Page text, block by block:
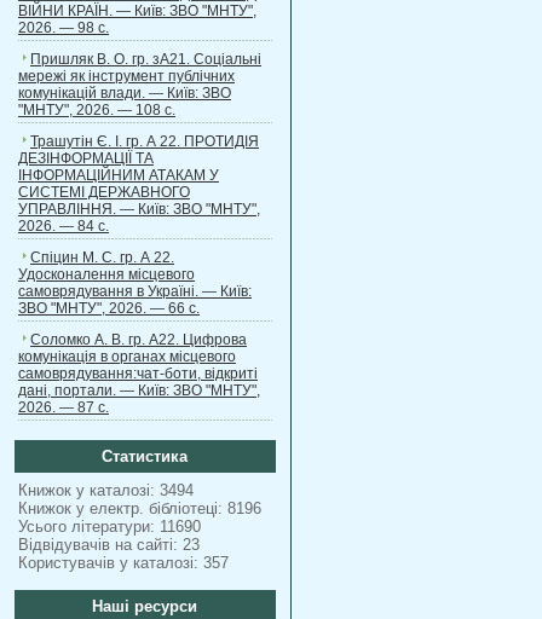
ВІЙНИ КРАЇН. — Київ: ЗВО "МНТУ",
2026. — 98 с.
Пришляк В. О. гр. зА21. Соціальні
мережі як інструмент публічних
комунікацій влади. — Київ: ЗВО
"МНТУ", 2026. — 108 с.
Трашутін Є. І. гр. А 22. ПРОТИДІЯ
ДЕЗІНФОРМАЦІЇ ТА
ІНФОРМАЦІЙНИМ АТАКАМ У
СИСТЕМІ ДЕРЖАВНОГО
УПРАВЛІННЯ. — Київ: ЗВО "МНТУ",
2026. — 84 с.
Спіцин М. С. гр. А 22.
Удосконалення місцевого
самоврядування в Україні. — Київ:
ЗВО "МНТУ", 2026. — 66 с.
Соломко А. В. гр. А22. Цифрова
комунікація в органах місцевого
самоврядування:чат-боти, відкриті
дані, портали. — Київ: ЗВО "МНТУ",
2026. — 87 с.
Статистика
Книжок у каталозі: 3494
Книжок у електр. бібліотеці: 8196
Усього літератури: 11690
Відвідувачів на сайті: 23
Користувачів у каталозі: 357
Наші ресурси